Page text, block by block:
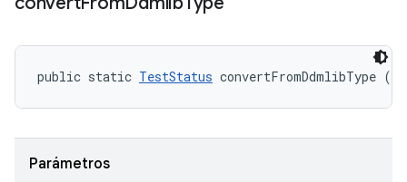
public static TestStatus convertFromDdmlibType
Parámetros